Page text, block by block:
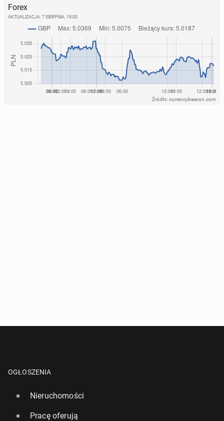
Forex
AKTUALIZACJA: 7 SIERPNIA, 19:00
Źródło: currencybeacon.com
OGŁOSZENIA
Nieruchomości
Pracę oferują